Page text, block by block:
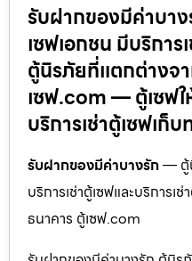
รับฝากของมีค่าบา
เซฟเอกชน มีบริการ
ตู้นิรภัยที่แตกต่างจ
เซฟ.com — ตู้เซฟใ
บริการเช่าตู้เซฟเก็
รับฝากของมีค่าบางรัก— ตู้
บริการเช่าตู้เซฟและบริการ
ธนาคาร ตู้เซฟ.com